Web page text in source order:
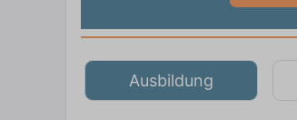
Ausbildung